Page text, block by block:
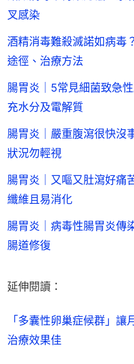
叉感染
酒精消毒難殺滅諾如病毒
途徑、治療方法
腸胃炎｜5常見細菌致急
充水分及電解質
腸胃炎｜嚴重腹瀉很快沒
狀況勿輕視
腸胃炎｜又嘔又肚瀉好痛
纖維且易消化
腸胃炎｜病毒性腸胃炎傳
腸道修復
延伸閱讀：
「多囊性卵巢症候群」
治療效果佳